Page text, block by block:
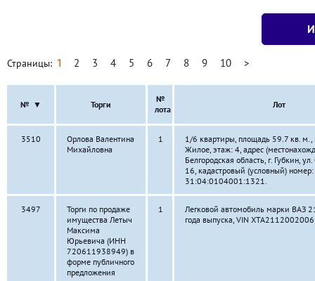
Страницы: 1 2 3 4 5 6 7 8 9 10 >
№ ▼ Торги
№
лота
Лот
3510
Орлова Валентина
Михайловна
1
1/6 квартиры, площадь 59.7 кв. м.,
Жилое, этаж: 4, адрес
Белгородская область, г. Губкин,
16, кадастровый (условный) номер:
31:04:0104001:1321.
3497
Торги по продаже
имущества Летыч
Максима
Юрьевича (ИНН
720611938949) в
форме публичного
предложения
1
Легковой автомобиль марки ВАЗ
года выпуска, VIN